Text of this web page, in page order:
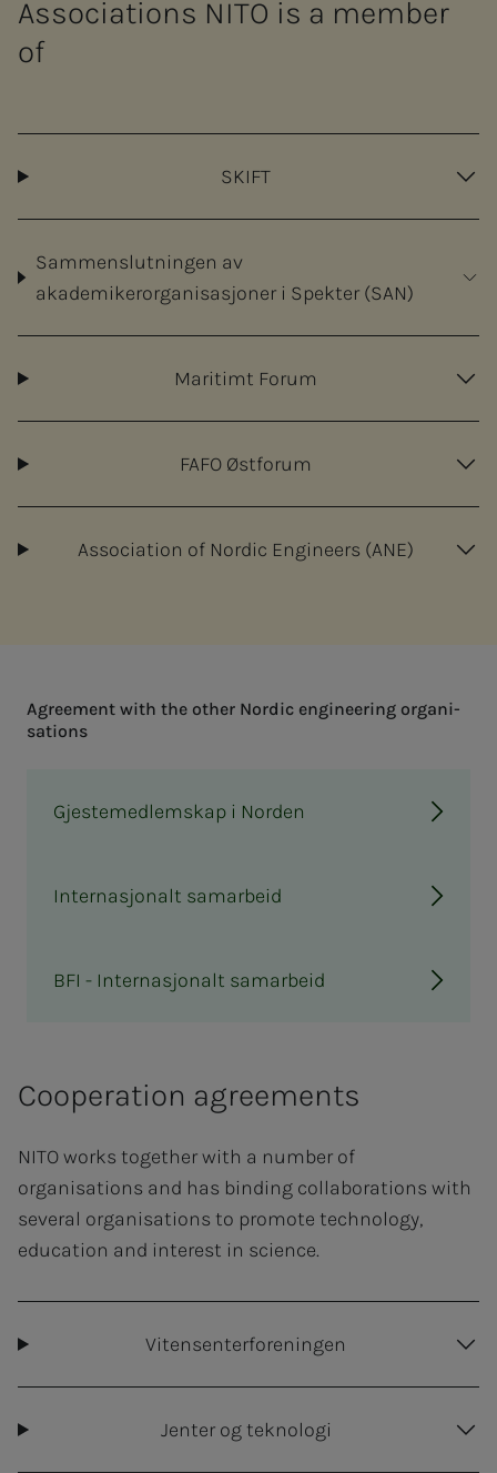
Associations NITO is a member
of
SKIFT
Sammenslutningen av
akademikerorganisasjoner i Spekter (SAN)
Maritimt Forum
FAFO Østforum
Association of Nordic Engineers (ANE)
Agree­­­ment with the oth­­­er Nordic en­gi­neer­ing or­­­gan­i­
sa­­­tions
Gjestemedlemskap i Norden
Internasjonalt samarbeid
BFI - Internasjonalt samarbeid
Cooperation agreements
NITO works together with a number of
organisations and has binding collaborations with
several organisations to promote technology,
education and interest in science.
Vitensenterforeningen
Jenter og teknologi